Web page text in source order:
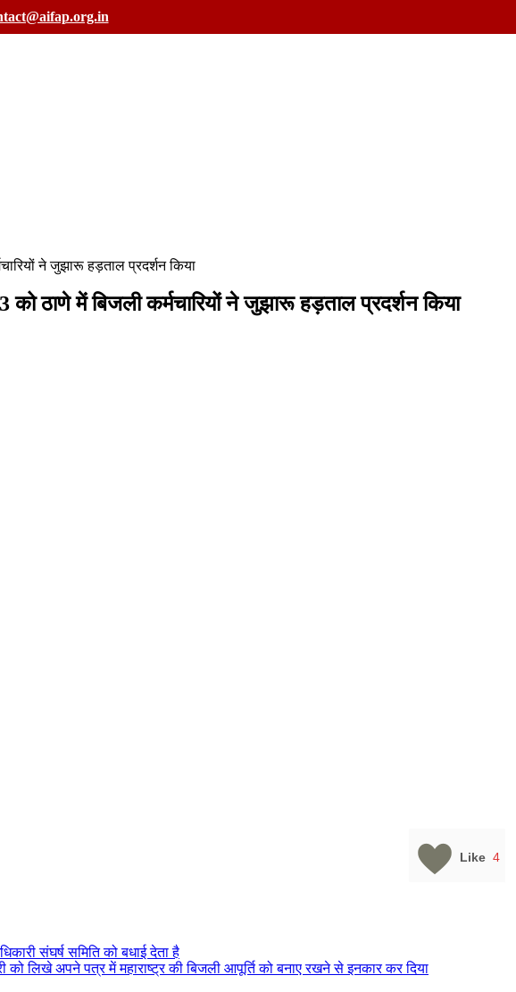
ने जुझारू हड़ताल प्रदर्शन किया
को ठाणे में बिजली कर्मचारियों ने जुझारू हड़ताल प्रदर्शन किया
Like 4
संघर्ष समिति को बधाई देता है
को लिखे अपने पत्र में महाराष्ट्र की बिजली आपूर्ति को बनाए रखने से इनकार कर दिया